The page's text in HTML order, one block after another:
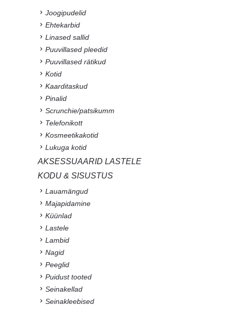
Joogipudelid
Ehtekarbid
Linased sallid
Puuvillased pleedid
Puuvillased rätikud
Kotid
Kaarditaskud
Pinalid
Scrunchie/patsikumm
Telefonikott
Kosmeetikakotid
Lukuga kotid
AKSESSUAARID LASTELE
KODU & SISUSTUS
Lauamängud
Majapidamine
Küünlad
Lastele
Lambid
Nagid
Peeglid
Puidust tooted
Seinakellad
Seinakleebised